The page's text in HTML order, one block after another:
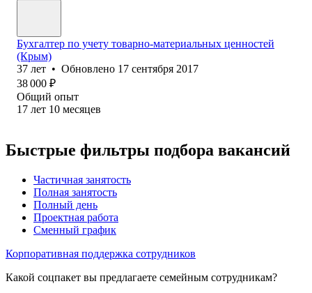
Бухгалтер по учету товарно-материальных ценностей
(Крым)
37 лет • Обновлено 17 сентября 2017
38 000 ₽
Общий опыт
17 лет 10 месяцев
Быстрые фильтры подбора вакансий
Частичная занятость
Полная занятость
Полный день
Проектная работа
Сменный график
Корпоративная поддержка сотрудников
Какой соцпакет вы предлагаете семейным сотрудникам?